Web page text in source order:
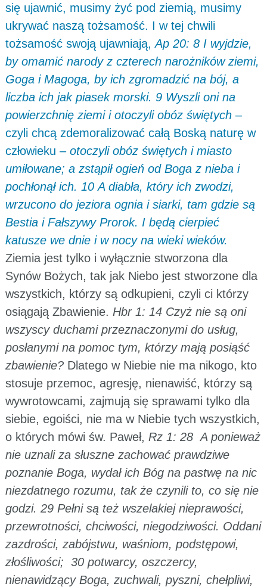
się ujawnić, musimy żyć pod ziemią, musimy
ukrywać naszą tożsamość. I w tej chwili
tożsamość swoją ujawniają,Ap 20: 8 I wyjdzie,
by omamić narody z czterech narożników ziemi,
Goga i Magoga, by ich zgromadzić na bój, a
liczba ich jak piasek morski. 9 Wyszli oni na
powierzchnię ziemi i otoczyli obóz świętych–
czyli chcą zdemoralizować całą Boską naturę w
człowieku – otoczyli obóz świętych i miasto
umiłowane; a zstąpił ogień od Boga z nieba i
pochłonął ich. 10 A diabła, który ich zwodzi,
wrzucono do jeziora ognia i siarki, tam gdzie są
Bestia i Fałszywy Prorok. I będą cierpieć
katusze we dnie i w nocy na wieki wieków.
Ziemia jest tylko i wyłącznie stworzona dla
Synów Bożych, tak jak Niebo jest stworzone dla
wszystkich, którzy są odkupieni, czyli ci którzy
osiągają Zbawienie. Hbr 1: 14 Czyż nie są oni
wszyscy duchami przeznaczonymi do usług,
posłanymi na pomoc tym, którzy mają posiąść
zbawienie?Dlatego w Niebie nie ma nikogo, kto
stosuje przemoc, agresję, nienawiść, którzy są
wywrotowcami, zajmują się sprawami tylko dla
siebie, egoiści, nie ma w Niebie tych wszystkich,
o których mówi św. Paweł, Rz 1: 28 A ponieważ
nie uznali za słuszne zachować prawdziwe
poznanie Boga, wydał ich Bóg na pastwę na nic
niezdatnego rozumu, tak że czynili to, co się nie
godzi. 29 Pełni są też wszelakiej nieprawości,
przewrotności, chciwości, niegodziwości. Oddani
zazdrości, zabójstwu, waśniom, podstępowi,
złośliwości; 30 potwarcy, oszczercy,
nienawidzący Boga, zuchwali, pyszni, chełpliwi,